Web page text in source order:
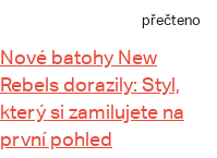
přečteno
Nové batohy New
Rebels dorazily: Styl,
který si zamilujete na
první pohled